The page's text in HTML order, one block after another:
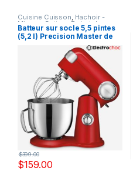
Cuisine Cuisson, Hachoir -
Mixeur - Batteur Robot de
cuisine
Batteur sur socle 5,5 pintes
(5,2 l) Precision Master de
Cuisinart – SM-50RC – Rouge
$159.00
$399.00